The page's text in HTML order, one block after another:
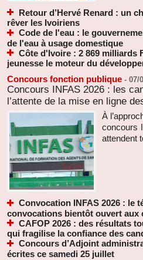
Retour d’Hervé Renard : un
rêver les Ivoiriens
Code de l'eau : le
de l'eau à usage domestique
Côte d'Ivoire : 2 869 milliards
jeunesse le moteur du
Concours fonction publique - 07/
Concours INFAS 2026 : les
l’attente de la mise en ligne
À
concours
attendent
Convocation INFAS 2026 : le
convocations bientôt ouvert aux
CAFOP 2026 : des résultats
qui fragilise la confiance des
Concours d’Adjoint
écrites ce samedi 25 juillet